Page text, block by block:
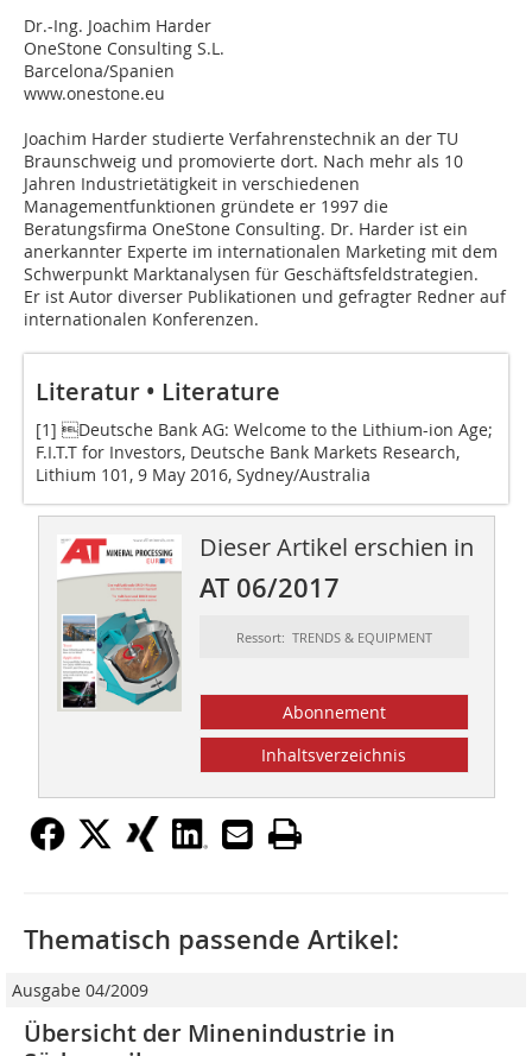
Dr.-Ing. Joachim Harder
OneStone Consulting S.L.
Barcelona/Spanien
www.onestone.eu
Joachim Harder studierte Verfahrenstechnik an der TU
Braunschweig und promovierte dort. Nach mehr als 10
Jahren Industrietätigkeit in verschiedenen
Managementfunktionen gründete er 1997 die
Beratungsfirma OneStone Consulting. Dr. Harder ist ein
anerkannter Experte im internationalen Marketing mit dem
Schwerpunkt Marktanalysen für Geschäftsfeldstrategien.
Er ist Autor diverser Publikationen und gefragter Redner auf
internationalen Konferenzen.
Literatur • Literature
[1] Deutsche Bank AG: Welcome to the Lithium-ion Age;
F.I.T.T for Investors, Deutsche Bank Markets Research,
Lithium 101, 9 May 2016, Sydney/Australia
Dieser Artikel erschien in
AT 06/2017
Ressort: TRENDS & EQUIPMENT
Abonnement
Inhaltsverzeichnis
Thematisch passende Artikel:
Ausgabe 04/2009
Übersicht der Minenindustrie in